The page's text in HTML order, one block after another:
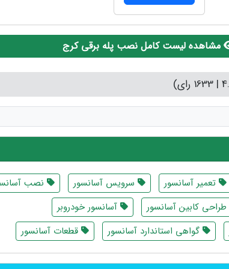
مشاهده لیست کامل نصب پله برقی کرج
تعمیر آسانسور سرویس آسانسور
نصب
طراحی کابین آسانسور
آسانسور خودروبر
گواهی استاندارد آسانسور قطعات آسانسور